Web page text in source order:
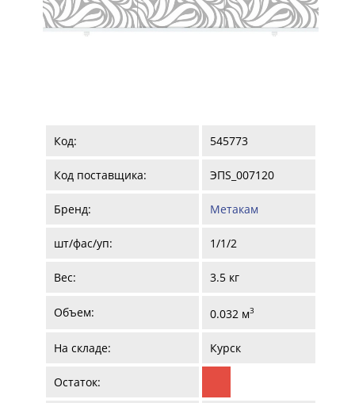
Код: 545773
Код поставщика: ЭПS_007120
Бренд: Метакам
шт/фас/уп: 1/1/2
Вес: 3.5 кг
Объем: 0.032 м3
На складе: Курск
Остаток: